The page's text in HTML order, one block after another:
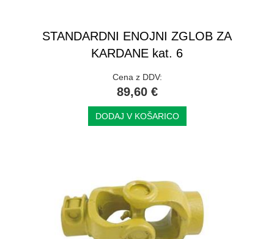
STANDARDNI ENOJNI ZGLOB ZA
KARDANE kat. 6
Cena z DDV:
89,60 €
DODAJ V KOŠARICO